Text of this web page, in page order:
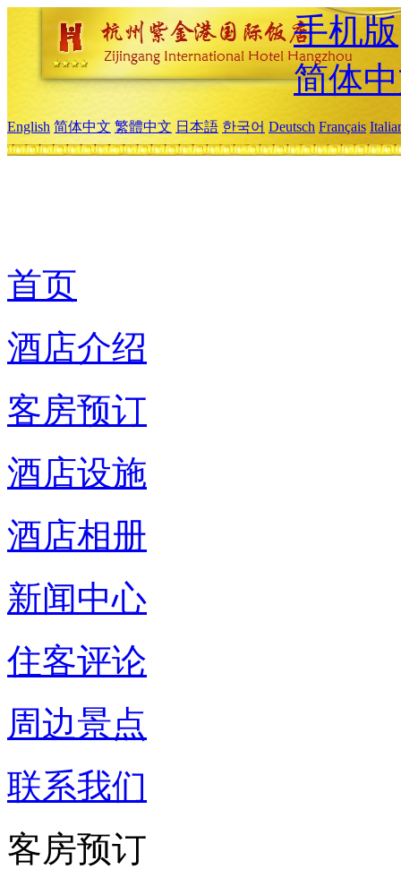
手机版
简体
English 简体中文 繁體中文 日本語 한국어 Deutsch Français
首页
酒店介绍
客房预订
酒店设施
酒店相册
新闻中心
住客评论
周边景点
联系我们
客房预订